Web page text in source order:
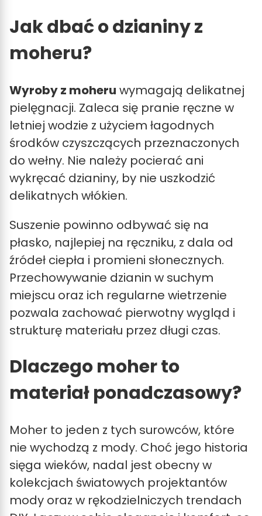
Jak dbać o dzianiny z
moheru?
Wyroby z moheru wymagają delikatnej
pielęgnacji. Zaleca się pranie ręczne w
letniej wodzie z użyciem łagodnych
środków czyszczących przeznaczonych
do wełny. Nie należy pocierać ani
wykręcać dzianiny, by nie uszkodzić
delikatnych włókien.
Suszenie powinno odbywać się na
płasko, najlepiej na ręczniku, z dala od
źródeł ciepła i promieni słonecznych.
Przechowywanie dzianin w suchym
miejscu oraz ich regularne wietrzenie
pozwala zachować pierwotny wygląd i
strukturę materiału przez długi czas.
Dlaczego moher to
materiał ponadczasowy?
Moher to jeden z tych surowców, które
nie wychodzą z mody. Choć jego historia
sięga wieków, nadal jest obecny w
kolekcjach światowych projektantów
mody oraz w rękodzielniczych trendach